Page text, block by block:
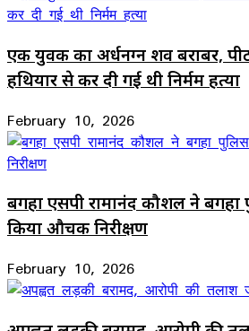
एक युवक का अर्धनग्न शव बराबर,
हथियार से कर दी गई थी निर्मम हत्या
February 10, 2026
बगहा एसपी रामानंद कौशल ने बगहा
किया औचक निरीक्षण
February 10, 2026